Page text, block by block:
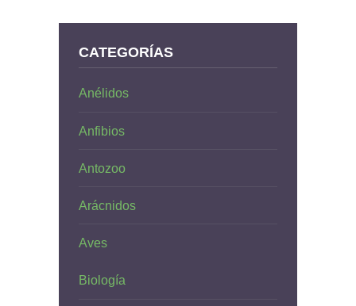
CATEGORÍAS
Anélidos
Anfibios
Antozoo
Arácnidos
Aves
Biología